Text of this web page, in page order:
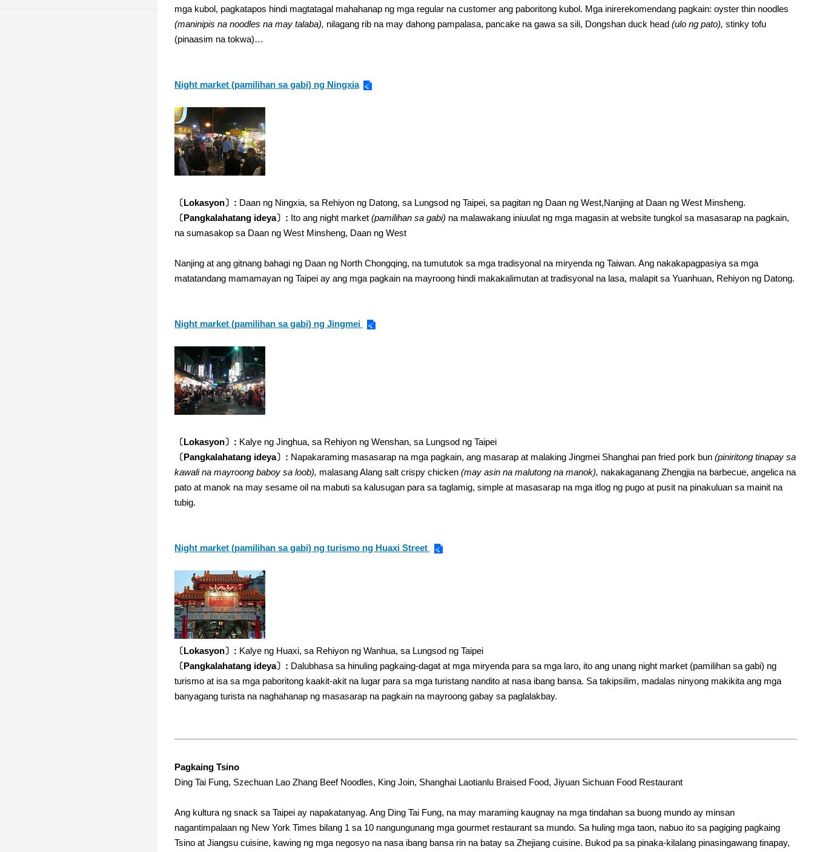
mga kubol, pagkatapos hindi magtatagal mahahanap ng mga regular na customer ang paboritong kubol. Mga inirerekomendang pagkain: oyster thin noodles
(maninipis na noodles na may talaba), nilagang rib na may dahong pampalasa, pancake na gawa sa sili, Dongshan duck head (ulo ng pato), stinky tofu
(pinaasim na tokwa)…
Night market (pamilihan sa gabi) ng Ningxia
〔Lokasyon〕: Daan ng Ningxia, sa Rehiyon ng Datong, sa Lungsod ng Taipei, sa pagitan ng Daan ng West,Nanjing at Daan ng West Minsheng.
〔Pangkalahatang ideya〕: Ito ang night market (pamilihan sa gabi) na malawakang iniuulat ng mga magasin at website tungkol sa masasarap na pagkain,
na sumasakop sa Daan ng West Minsheng, Daan ng West
Nanjing at ang gitnang bahagi ng Daan ng North Chongqing, na tumututok sa mga tradisyonal na miryenda ng Taiwan. Ang nakakapagpasiya sa mga
matatandang mamamayan ng Taipei ay ang mga pagkain na mayroong hindi makakalimutan at tradisyonal na lasa, malapit sa Yuanhuan, Rehiyon ng Datong.
Night market (pamilihan sa gabi) ng Jingmei
〔Lokasyon〕: Kalye ng Jinghua, sa Rehiyon ng Wenshan, sa Lungsod ng Taipei
〔Pangkalahatang ideya〕: Napakaraming masasarap na mga pagkain, ang masarap at malaking Jingmei Shanghai pan fried pork bun (piniritong tinapay sa
kawali na mayroong baboy sa loob), malasang Alang salt crispy chicken (may asin na malutong na manok), nakakaganang Zhengjia na barbecue, angelica na
pato at manok na may sesame oil na mabuti sa kalusugan para sa taglamig, simple at masasarap na mga itlog ng pugo at pusit na pinakuluan sa mainit na
tubig.
Night market (pamilihan sa gabi) ng turismo ng Huaxi Street
〔Lokasyon〕: Kalye ng Huaxi, sa Rehiyon ng Wanhua, sa Lungsod ng Taipei
〔Pangkalahatang ideya〕: Dalubhasa sa hinuling pagkaing-dagat at mga miryenda para sa mga laro, ito ang unang night market (pamilihan sa gabi) ng
turismo at isa sa mga paboritong kaakit-akit na lugar para sa mga turistang nandito at nasa ibang bansa. Sa takipsilim, madalas ninyong makikita ang mga
banyagang turista na naghahanap ng masasarap na pagkain na mayroong gabay sa paglalakbay.
Pagkaing Tsino
Ding Tai Fung, Szechuan Lao Zhang Beef Noodles, King Join, Shanghai Laotianlu Braised Food, Jiyuan Sichuan Food Restaurant
Ang kultura ng snack sa Taipei ay napakatanyag. Ang Ding Tai Fung, na may maraming kaugnay na mga tindahan sa buong mundo ay minsan
nagantimpalaan ng New York Times bilang 1 sa 10 nangungunang mga gourmet restaurant sa mundo. Sa huling mga taon, nabuo ito sa pagiging pagkaing
Tsino at Jiangsu cuisine, kawing ng mga negosyo na nasa ibang bansa rin na batay sa Zhejiang cuisine. Bukod pa sa pinaka-kilalang pinasingawang tinapay,